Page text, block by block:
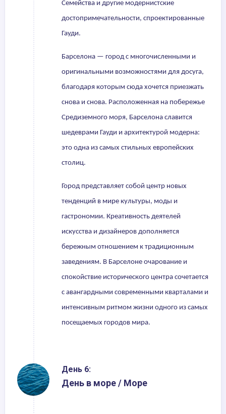
Семейства и другие модернистские
достопримечательности, спроектированные
Гауди.
Барселона — город с многочисленными и
оригинальными возможностями для досуга,
благодаря которым сюда хочется приезжать
снова и снова. Расположенная на побережье
Средиземного моря, Барселона славится
шедеврами Гауди и архитектурой модерна:
это одна из самых стильных европейских
столиц.
Город представляет собой центр новых
тенденций в мире культуры, моды и
гастрономии. Креативность деятелей
искусства и дизайнеров дополняется
бережным отношением к традиционным
заведениям. В Барселоне очарование и
спокойствие исторического центра сочетается
с авангардными современными кварталами и
интенсивным ритмом жизни одного из самых
посещаемых городов мира.
День 6:
День в море / Море